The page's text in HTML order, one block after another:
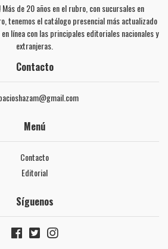
de 20 años en el rubro, con sucursales en
tenemos el catálogo presencial más actualizado
línea con las principales editoriales nacionales y
extranjeras.
Contacto
Menú
Contacto
Editorial
Síguenos